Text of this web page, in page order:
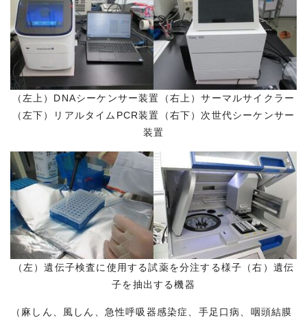
（左上）DNAシーケンサー装置（右上）サーマルサイクラー
（左下）リアルタイムPCR装置（右下）次世代シーケンサー
装置
（左）遺伝子検査に使用する試薬を分注する様子（右）遺伝
子を抽出する機器
（麻しん、風しん、急性呼吸器感染症、手足口病、咽頭結膜